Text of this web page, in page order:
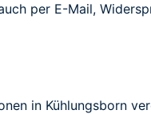
per E-Mail,
in Kühlungsborn